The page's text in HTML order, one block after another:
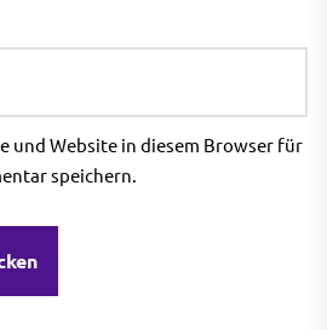
und Website in diesem Browser für
speichern.